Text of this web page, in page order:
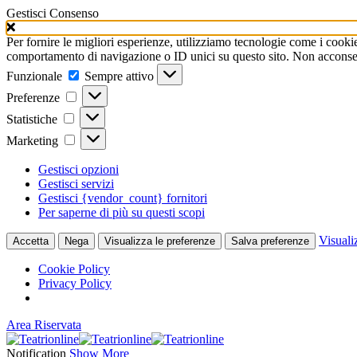
Gestisci Consenso
Per fornire le migliori esperienze, utilizziamo tecnologie come i
comportamento di navigazione o ID unici su questo sito. Non
Funzionale
Funzionale
Sempre attivo
Preferenze
Preferenze
Statistiche Statistiche
Marketing Marketing
Gestisci opzioni
Gestisci servizi
Gestisci {vendor_count} fornitori
Per saperne di più su questi scopi
Accetta Nega Visualizza le preferenze Salva preferenze
Cookie Policy
Privacy Policy
Area Riservata
Notification Show More